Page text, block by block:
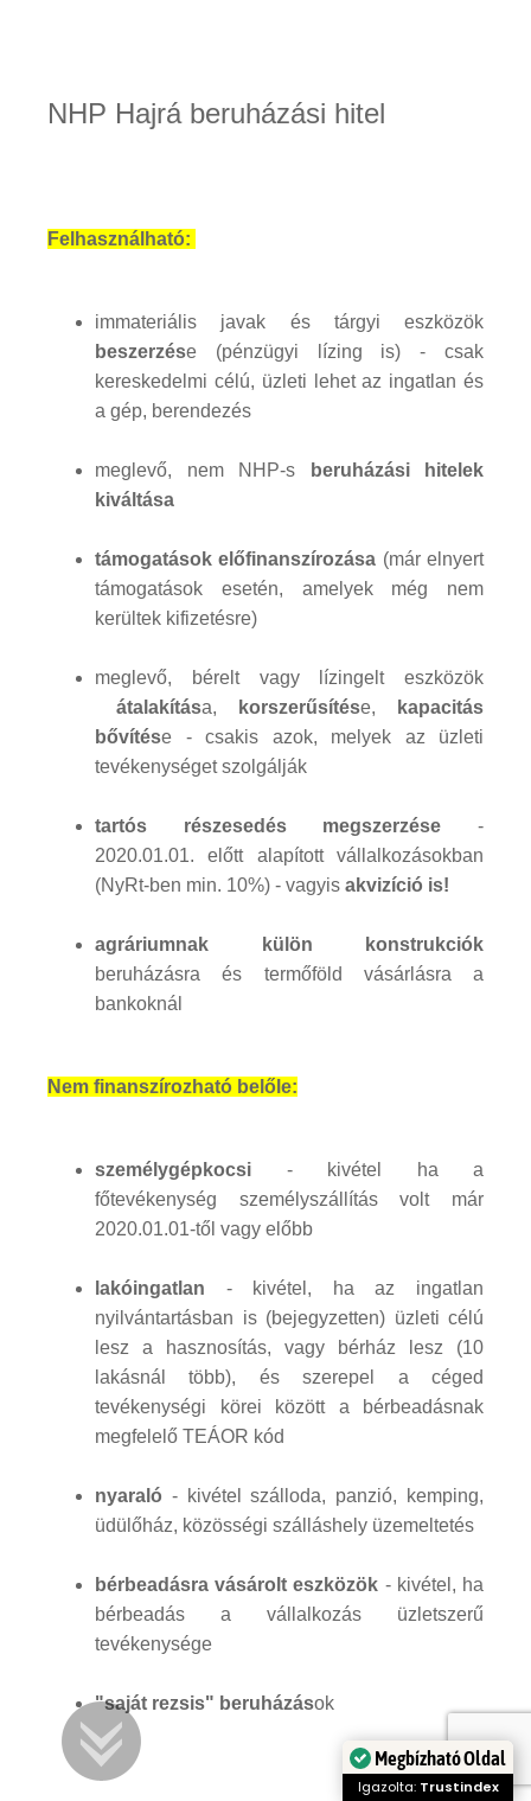
NHP Hajrá beruházási hitel
Felhasználható:
immateriális javak és tárgyi eszközök
beszerzése (pénzügyi lízing is) - csak
kereskedelmi célú, üzleti lehet az ingatlan és
a gép, berendezés
meglevő, nem NHP-s
beruházási hitelek
kiváltása
támogatások előfinanszírozása (már elnyert
támogatások esetén, amelyek még nem
kerültek kifizetésre)
meglevő, bérelt vagy lízingelt eszközök
átalakítása, korszerűsítése,
kapacitás
bővítése - csakis azok, melyek az üzleti
tevékenységet szolgálják
tartós részesedés megszerzése -
2020.01.01. előtt alapított vállalkozásokban
(NyRt-ben min. 10%) - vagyis akvizíció is!
agráriumnak külön konstrukciók
beruházásra és termőföld vásárlásra a
bankoknál
Nem finanszírozható belőle:
személygépkocsi - kivétel ha a
főtevékenység személyszállítás volt már
2020.01.01-től vagy előbb
lakóingatlan - kivétel, ha az ingatlan
nyilvántartásban is (bejegyzetten) üzleti célú
lesz a hasznosítás, vagy bérház lesz (10
lakásnál több), és szerepel a céged
tevékenységi körei között a bérbeadásnak
megfelelő TEÁOR kód
nyaraló - kivétel szálloda, panzió, kemping,
üdülőház, közösségi szálláshely üzemeltetés
bérbeadásra vásárolt eszközök - kivétel, ha
bérbeadás a vállalkozás üzletszerű
tevékenysége
"saját rezsis" beruházások
Megbízható Oldal
Igazolta: Trustindex